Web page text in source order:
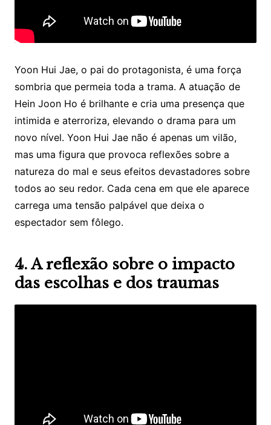
Yoon Hui Jae, o pai do protagonista, é uma força
sombria que permeia toda a trama. A atuação de
Hein Joon Ho é brilhante e cria uma presença que
intimida e aterroriza, elevando o drama para um
novo nível. Yoon Hui Jae não é apenas um vilão,
mas uma figura que provoca reflexões sobre a
natureza do mal e seus efeitos devastadores sobre
todos ao seu redor. Cada cena em que ele aparece
carrega uma tensão palpável que deixa o
espectador sem fôlego.
4. A reflexão sobre o impacto
das escolhas e dos traumas